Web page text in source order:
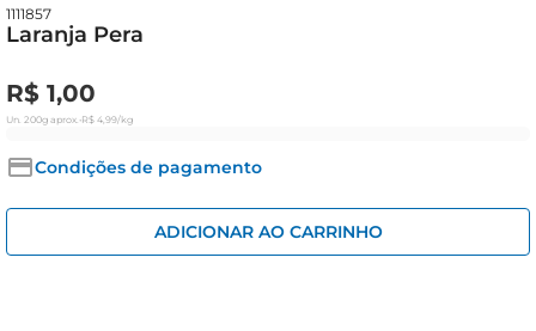
1111857
Laranja Pera
R$ 1,00
Un. 200g aprox. •R$ 4,99/kg
Condições de pagamento
ADICIONAR AO CARRINHO
queijo
azeite
biscoito
arroz
iogurte